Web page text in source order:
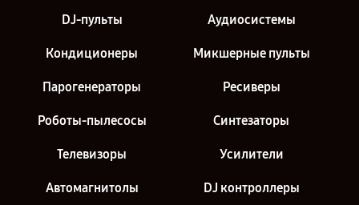
Сервис центр Pioneer в г. Санкт-Петербург
DJ-пульты Аудиосистемы
Кондиционеры Микшерные пульты
Парогенераторы Ресиверы
Роботы-пылесосы Синтезаторы
Телевизоры Усилители
Автомагнитолы DJ контроллеры